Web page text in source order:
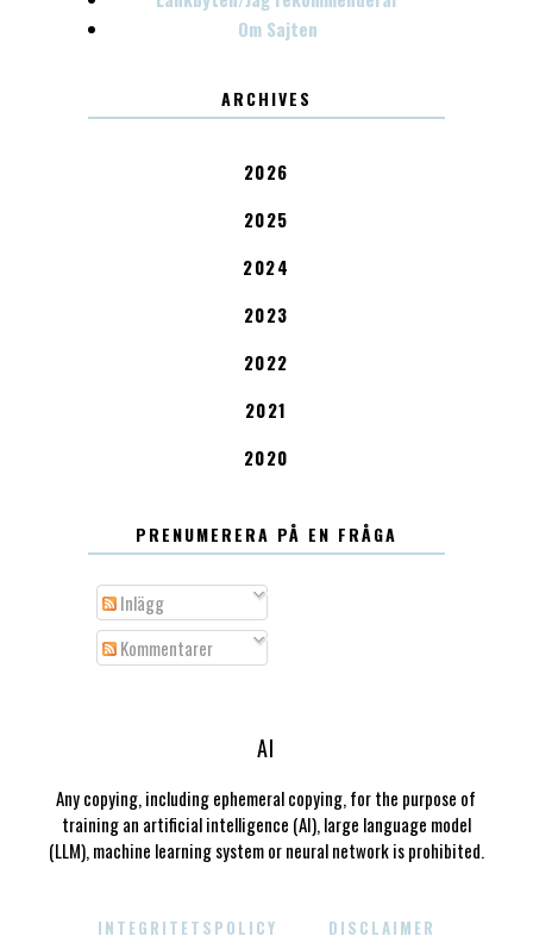
Om Sajten
ARCHIVES
2026
2025
2024
2023
2022
2021
2020
PRENUMERERA PÅ EN FRÅGA
Inlägg
Kommentarer
AI
Any copying, including ephemeral copying, for the purpose of
training an artificial intelligence (AI), large language model
(LLM), machine learning system or neural network is prohibited.
INTEGRITETSPOLICY DISCLAIMER